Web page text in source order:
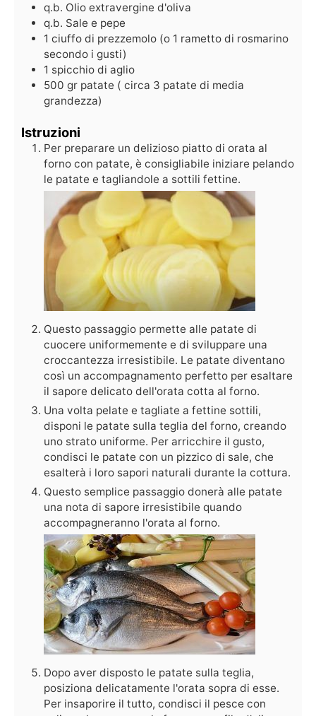
q.b. Olio extravergine d'oliva
q.b. Sale e pepe
1 ciuffo di prezzemolo (o 1 rametto di rosmarino
secondo i gusti)
1 spicchio di aglio
500 gr patate ( circa 3 patate di media
grandezza)
Istruzioni
Per preparare un delizioso piatto di orata al
forno con patate, è consigliabile iniziare pelando
le patate e tagliandole a sottili fettine.
Questo passaggio permette alle patate di
cuocere uniformemente e di sviluppare una
croccantezza irresistibile. Le patate diventano
così un accompagnamento perfetto per esaltare
il sapore delicato dell'orata cotta al forno.
Una volta pelate e tagliate a fettine sottili,
disponi le patate sulla teglia del forno, creando
uno strato uniforme. Per arricchire il gusto,
condisci le patate con un pizzico di sale, che
esalterà i loro sapori naturali durante la cottura.
Questo semplice passaggio donerà alle patate
una nota di sapore irresistibile quando
accompagneranno l'orata al forno.
Dopo aver disposto le patate sulla teglia,
posiziona delicatamente l'orata sopra di esse.
Per insaporire il tutto, condisci il pesce con